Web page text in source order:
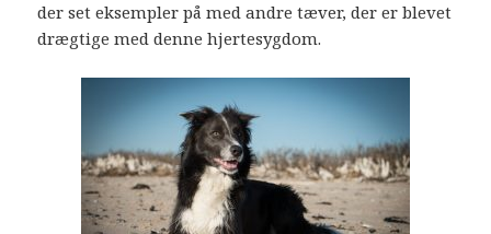
der set eksempler på med andre tæver, der er blevet
drægtige med denne hjertesygdom.